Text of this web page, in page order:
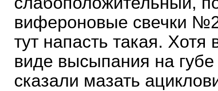
вифероновые свечки
тут напасть такая. Хотя
виде высыпания на
сказали мазать